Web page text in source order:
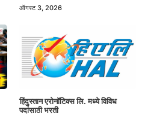
ऑगस्ट 3, 2026
हिंदुस्तान एरोनॉटिक्स लि. मध्ये विविध
पदांसाठी भरती